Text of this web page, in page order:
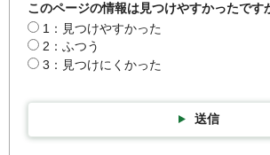
このページの情報は見つけやすかったです
1：見つけやすかった
2：ふつう
3：見つけにくかった
送信